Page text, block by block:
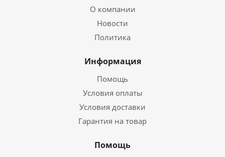
О компании
Новости
Политика
Информация
Помощь
Условия оплаты
Условия доставки
Гарантия на товар
Помощь